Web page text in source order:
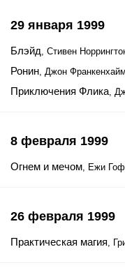
29 января 1999
Блэйд, Стивен
Ронин, Джон
Приключения Флика,
8 февраля 1999
Огнем и мечом, Ежи
26 февраля 1999
Практическая магия,